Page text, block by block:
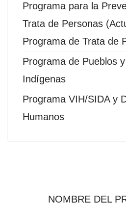
Programa para la
Trata de Personas
Programa de Trata de
Programa de Pueblos
Indígenas
Programa VIH/SIDA y
Humanos
NOMBRE DEL